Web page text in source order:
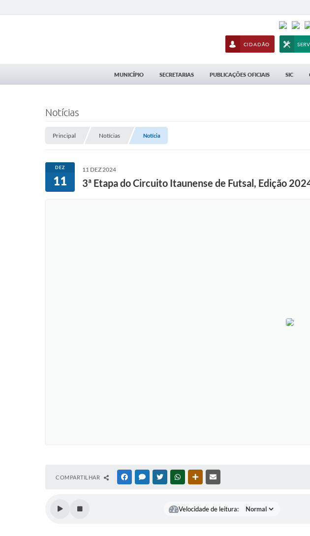
CIDADÃO
MUNICÍPIO SECRETARIAS PUBLICAÇÕES OFICIAIS SIC
Notícias
Principal Notícias Notícia
DEZ
11
11 DEZ 2024
3ª Etapa do Circuito Itaunense de Futsal, Edição
COMPARTILHAR FACEBOOKMESSENGER
TWITTERWHATSAPPOUTRAS MÍDIAS
Velocidade de leitura: